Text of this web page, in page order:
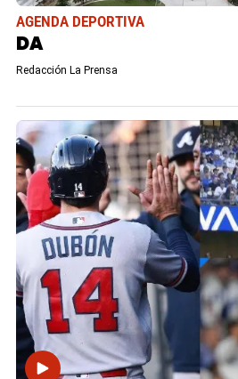
AGENDA DEPORTIVA
DA
Redacción La Prensa